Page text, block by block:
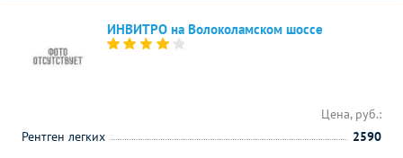
ИНВИТРО на Волоколамском шоссе
Цена, руб.:
Рентген легких
2590